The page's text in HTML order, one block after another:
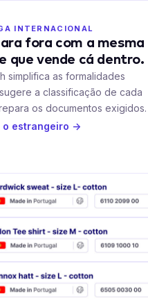
INTERNACIONAL
fora com a mesma
que vende cá dentro.
simplifica as formalidades
a classificação de cada
os documentos exigidos.
o estrangeiro →